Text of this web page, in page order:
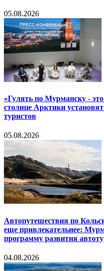
05.08.2026
«Гулять по Мурманску -
столице Арктики
туристов
05.08.2026
Автопутешествия по
еще привлекательнее:
программу развития
04.08.2026